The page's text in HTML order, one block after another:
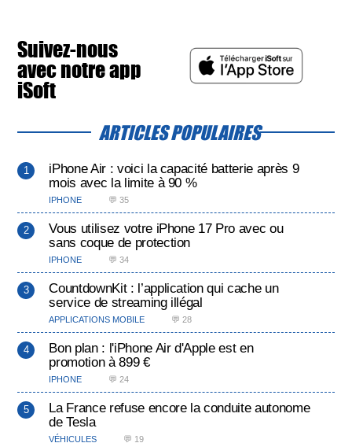
Suivez-nous
avec notre app
iSoft
ARTICLES POPULAIRES
iPhone Air : voici la capacité batterie après 9
mois avec la limite à 90 %
IPHONE 💬 35
Vous utilisez votre iPhone 17 Pro avec ou
sans coque de protection
IPHONE 💬 34
CountdownKit : l’application qui cache un
service de streaming illégal
APPLICATIONS MOBILE 💬 28
Bon plan : l'iPhone Air d'Apple est en
promotion à 899 €
IPHONE 💬 24
La France refuse encore la conduite autonome
de Tesla
VÉHICULES 💬 19